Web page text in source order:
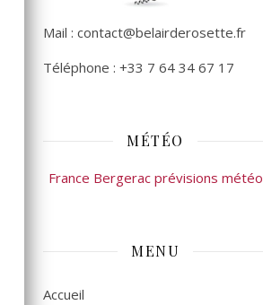
Mail : contact@belairderosette.fr
Téléphone : +33 7 64 34 67 17
MÉTÉO
France Bergerac prévisions météo
MENU
Accueil